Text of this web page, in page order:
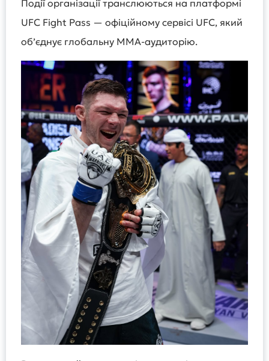
Події організації транслюються на платформі
UFC Fight Pass — офіційному сервісі UFC, який
об’єднує глобальну MMA-аудиторію.